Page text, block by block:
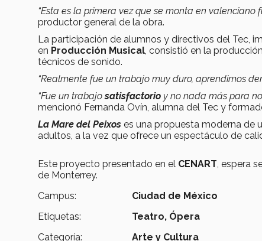
“Esta es la primera vez que se monta en
productor general de la obra.
La participación de alumnos y directivos del Tec,
en Producción Musical , consistió en la
técnicos de sonido.
“Realmente fue un trabajo muy duro, aprendimos
“Fue un trabajosatisfactorio y no nada más para
mencionó Fernanda Ovín, alumna del Tec y
La Mare del Peixos es una propuesta moderna de
adultos, a la vez que ofrece un espectáculo de
Este proyecto presentado en el CENART , espera
de Monterrey.
Campus:
Ciudad de México
Etiquetas:
Teatro, Ópera
Categoría:
Arte y Cultura